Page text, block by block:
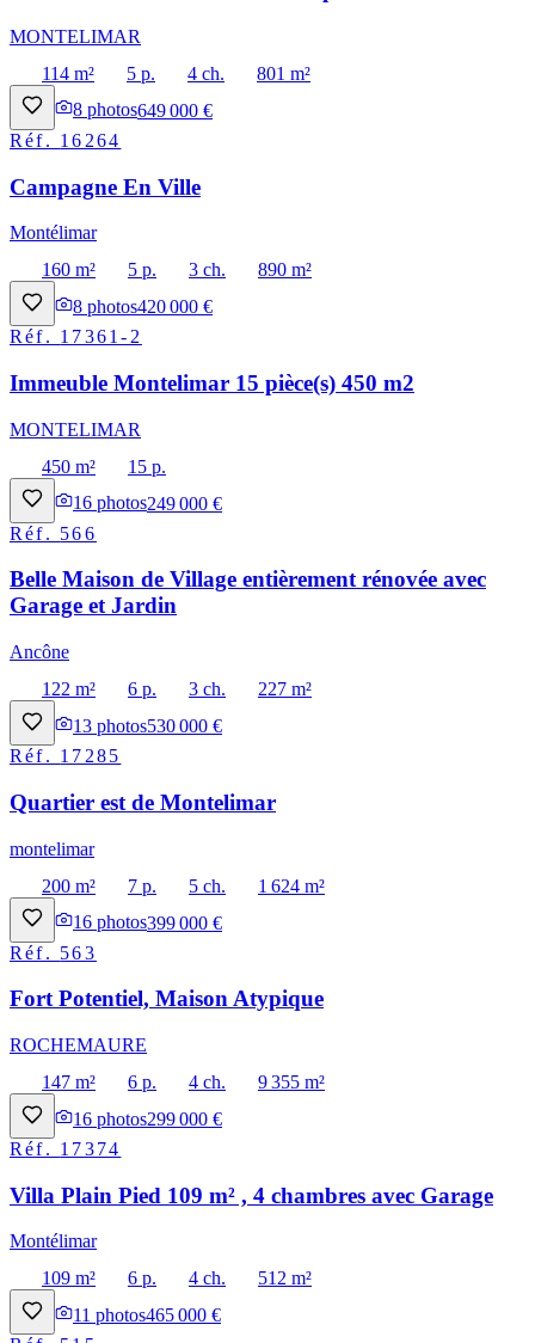
MONTELIMAR
114 m²
5 p. 4 ch.
801 m²
8 photos649 000 €
Réf. 16264
Campagne En Ville
Montélimar
160 m²
5 p. 3 ch.
890 m²
8 photos420 000 €
Réf. 17361-2
Immeuble Montelimar 15 pièce(s) 450 m2
MONTELIMAR
450 m²
15 p.
16 photos249 000 €
Réf. 566
Belle Maison de Village entièrement rénovée avec
Garage et Jardin
Ancône
122 m²
6 p. 3 ch.
227 m²
13 photos530 000 €
Réf. 17285
Quartier est de Montelimar
montelimar
200 m²
7 p. 5 ch.
1 624 m²
16 photos399 000 €
Réf. 563
Fort Potentiel, Maison Atypique
ROCHEMAURE
147 m²
6 p. 4 ch.
9 355 m²
16 photos299 000 €
Réf. 17374
Villa Plain Pied 109 m² , 4 chambres avec Garage
Montélimar
109 m²
6 p. 4 ch.
512 m²
11 photos465 000 €